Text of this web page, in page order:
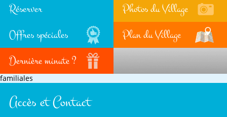
Réserver
Photos du Village
Offres spéciales
Plan du Village
Dernière minute ?
familiales
Accès et Contact